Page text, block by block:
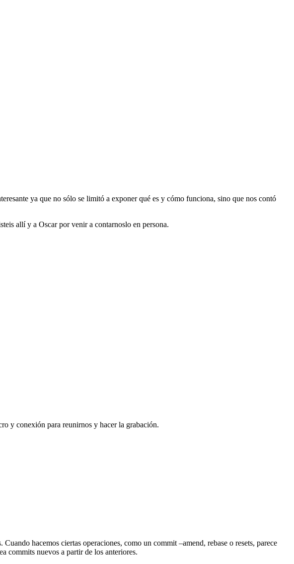
ya que no sólo se limitó a exponer qué es y cómo funciona, sino que nos contó
allí y a Oscar por venir a contarnoslo en persona.
y conexión para reunirnos y hacer la grabación.
hacemos ciertas operaciones, como un commit –amend, rebase o resets, parece
commits nuevos a partir de los anteriores.